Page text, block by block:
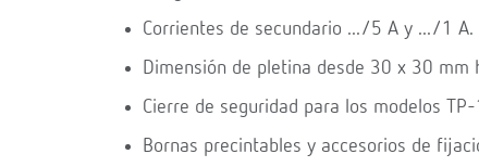
Corrientes de secundario .../5 A y .../1 A.
Dimensión de pletina desde 30 x 30 mm
Cierre de seguridad para los modelos
Bornas precintables y accesorios de